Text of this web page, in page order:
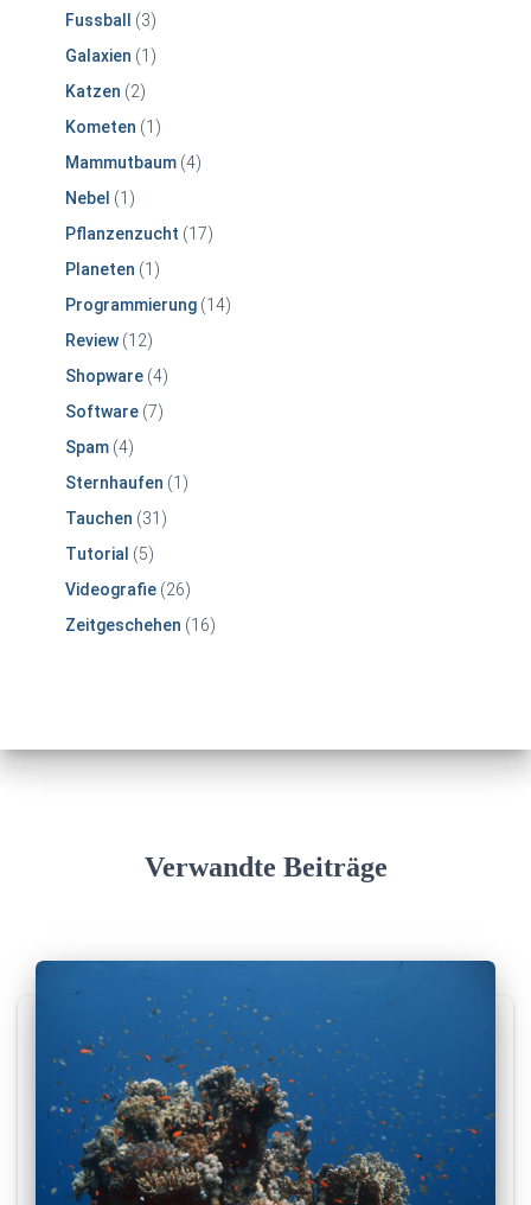
Fussball
(3)
Galaxien (1)
Katzen (2)
Kometen (1)
Mammutbaum (4)
Nebel (1)
Pflanzenzucht (17)
Planeten (1)
Programmierung (14)
Review (12)
Shopware (4)
Software (7)
Spam (4)
Sternhaufen (1)
Tauchen (31)
Tutorial (5)
Videografie (26)
Zeitgeschehen (16)
Verwandte Beiträge